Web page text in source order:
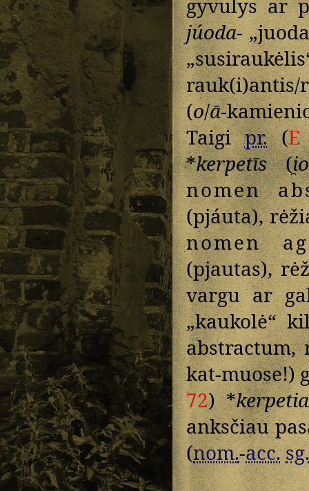
gyvulys ar
júoda-
rauk(i)antis/
(o/ā-
Taigipr.(E
*kerpetīs(i̯o
nomen
(pjáuta),
nomen
(pjautas),
vargu ar
„kaukolė“
kat-muose!)
72) *
anksčiau
(nom.-acc.sg.